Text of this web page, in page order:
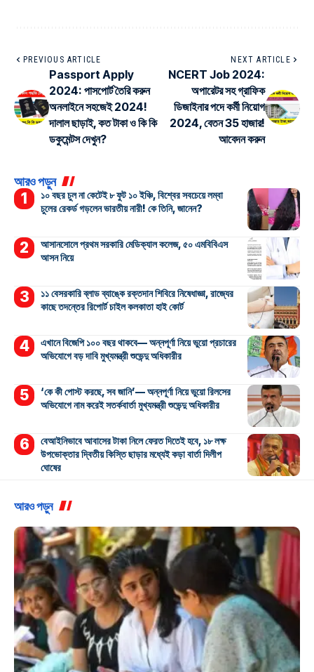
PREVIOUS ARTICLE
Passport Apply
2024: পাসপোর্ট তৈরি করুন
অনলাইনে সহজেই 2024!
দালাল ছাড়াই, কত টাকা ও কি কি
ডকুমেন্টস দেখুন?
NEXT ARTICLE
NCERT Job 2024:
অপারেটর সহ গ্রাফিক
ডিজাইনার পদে কর্মী নিয়োগ
2024, বেতন 35 হাজার!
আবেদন করুন
আরও পড়ুন
১০ বছর চুল না কেটেই ৮ ফুট ১০ ইঞ্চি, বিশ্বের সবচেয়ে লম্বা
চুলের রেকর্ড গড়লেন ভারতীয় নারী! কে তিনি, জানেন?
আসানসোলে প্রথম সরকারি মেডিক্যাল কলেজ, ৫০ এমবিবিএস
আসন নিয়ে
১১ বেসরকারি ব্লাড ব্যাঙ্কে রক্তদান শিবিরে নিষেধাজ্ঞা, রাজ্যের
কাছে তদন্তের রিপোর্ট চাইল কলকাতা হাই কোর্ট
এখানে বিজেপি ১০০ বছর থাকবে— অন্নপূর্ণা নিয়ে ভুয়ো প্রচারের
অভিযোগে বড় দাবি মুখ্যমন্ত্রী শুভেন্দু অধিকারীর
‘কে কী পোস্ট করছে, সব জানি’— অন্নপূর্ণা নিয়ে ভুয়ো রিলসের
অভিযোগে নাম করেই সতর্কবার্তা মুখ্যমন্ত্রী শুভেন্দু অধিকারীর
বেআইনিভাবে আবাসের টাকা নিলে ফেরত দিতেই হবে, ১৮ লক্ষ
উপভোক্তার দ্বিতীয় কিস্তি ছাড়ার মধ্যেই কড়া বার্তা দিলীপ
ঘোষের
আরও পড়ুন